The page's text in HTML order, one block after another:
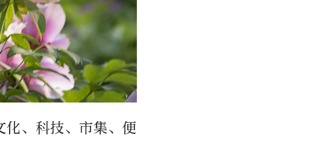
化、科技、市集、便